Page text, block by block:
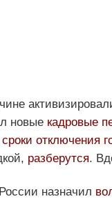
новые кадровые
сроки отключения
разберутся.
назначил